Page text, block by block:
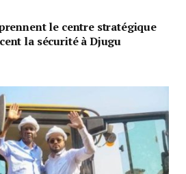
le centre stratégique
la sécurité à Djugu